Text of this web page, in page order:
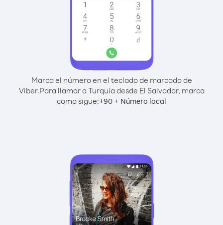
Marca el número en el teclado de marcado de
Viber.Para llamar a Turquía desde El Salvador, marca
como sigue:+90 + Número local